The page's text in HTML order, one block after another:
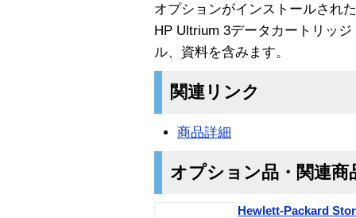
オプションがインストールされ
HP Ultrium 3データカートリッ
ル、資料を含みます。
関連リンク
商品詳細
オプション品・関連商
Hewlett-Packard